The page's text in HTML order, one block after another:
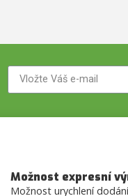
Možnost expresní
Možnost urychlení